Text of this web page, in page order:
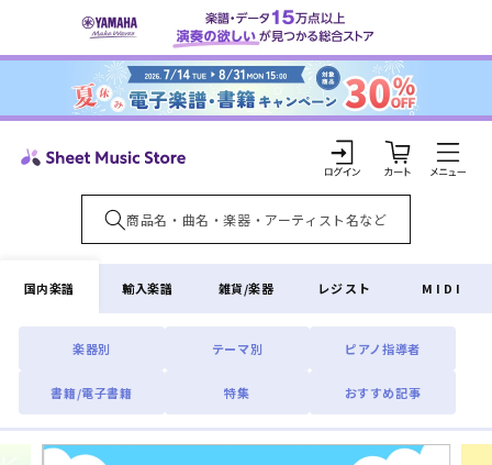
ンツに
ロ
グ
イ
ン
カ
ー
ト
国内楽譜
楽器別 テーマ別 ピアノ指導者
書籍/電子書籍 特集 おすすめ記事
輸入楽譜 雑貨/楽器 レジスト MIDI